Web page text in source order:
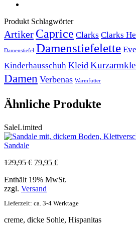
Produkt Schlagwörter
Artiker Caprice Clarks Clarks
Damenstiefel Damenstiefelette
Kinderhausschuh Kleid
Damen Verbenas Warmfutter
Ähnliche Produkte
SaleLimited
Sandale
129,95€ Ursprünglicher
war:
129,95 €
79,95 €Aktueller
ist:
Enthält 19% MwSt.
zzgl. Versand
Lieferzeit: ca. 3-4 Werktage
creme, dicke Sohle, Hispanitas